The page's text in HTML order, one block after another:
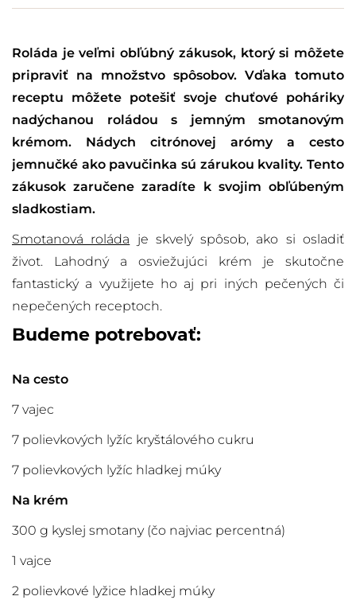
Roláda je veľmi obľúbný zákusok, ktorý si môžete
pripraviť na množstvo spôsobov. Vďaka tomuto
receptu môžete potešiť svoje chuťové poháriky
nadýchanou roládou s jemným smotanovým
krémom. Nádych citrónovej arómy a cesto
jemnučké ako pavučinka sú zárukou kvality. Tento
zákusok zaručene zaradíte k svojim obľúbeným
sladkostiam.
Smotanová roláda je skvelý spôsob, ako si osladiť
život. Lahodný a osviežujúci krém je skutočne
fantastický a využijete ho aj pri iných pečených či
nepečených receptoch.
Budeme potrebovať:
Na cesto
7 vajec
7 polievkových lyžíc kryštálového cukru
7 polievkových lyžíc hladkej múky
Na krém
300 g kyslej smotany (čo najviac percentná)
1 vajce
2 polievkové lyžice hladkej múky